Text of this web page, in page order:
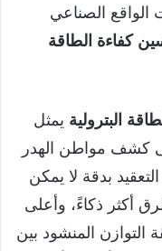
الواقع الصناعي
كفاءة الطاقة
البترولية يمثل
كشف مواطن الهدر
بدقة لا يمكن
أكثر ذكاءً، وأعلى
التوازن المنشود بين